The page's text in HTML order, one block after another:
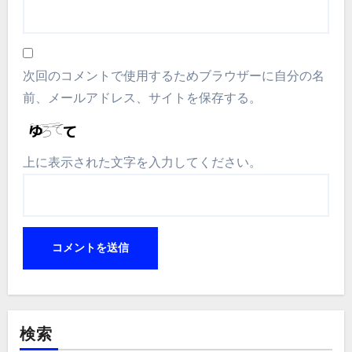
次回のコメントで使用するためブラウザーに自分の名
前、メールアドレス、サイトを保存する。
上に表示された文字を入力してください。
検索